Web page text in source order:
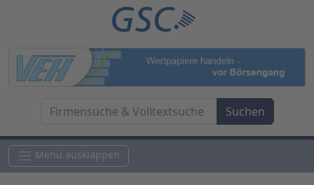
Menü ausklappen